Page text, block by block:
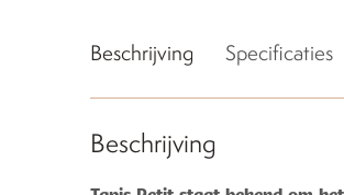
Beschrijving Specificaties
Beschrijving